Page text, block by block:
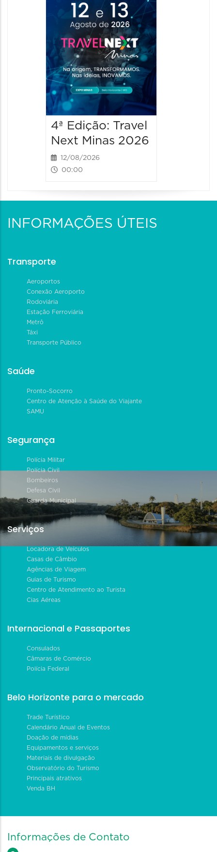
4ª Edição: Travel
Next Minas 2026
12/08/2026
00:00
INFORMAÇÕES ÚTEIS
Transporte
Aeroportos
Conexão Aeroporto
Rodoviária
Estação Ferroviária
Metrô
Táxi
Transporte Público
Saúde
Pronto-Socorro
Centro de Atenção à Saúde do Viajante
SAMU
Segurança
Polícia Militar
Polícia Civil
Bombeiros
Defesa Civil
Guarda Municipal
Serviços
Locadora de Veículos
Casas de Câmbio
Agências de Viagem
Guias de Turismo
Centro de Atendimento ao Turista
Cias Aéreas
Internacional e Passaportes
Consulados
Câmaras de Comércio
Polícia Federal
Belo Horizonte para o mercado
Trade Turístico
Calendário Anual de Eventos
Doação de mídias
Equipamentos e serviços
Materiais de divulgação
Observatório do Turismo
Principais atrativos
Venda BH
Informações de Contato